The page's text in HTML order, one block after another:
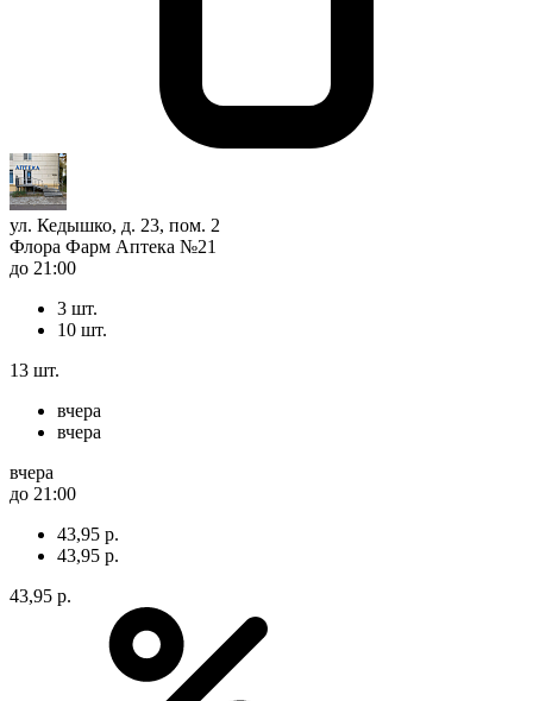
ул. Кедышко, д. 23, пом. 2
Флора Фарм Аптека №21
до 21:00
3 шт.
10 шт.
13 шт.
вчера
вчера
вчера
до 21:00
43,95 р.
43,95 р.
43,95 р.